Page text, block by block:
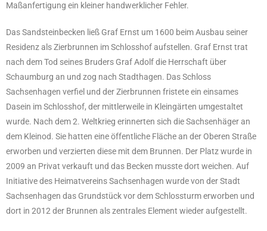
Maßanfertigung ein kleiner handwerklicher Fehler.
Das Sandsteinbecken ließ Graf Ernst um 1600 beim Ausbau seiner
Residenz als Zierbrunnen im Schlosshof aufstellen. Graf Ernst trat
nach dem Tod seines Bruders Graf Adolf die Herrschaft über
Schaumburg an und zog nach Stadthagen. Das Schloss
Sachsenhagen verfiel und der Zierbrunnen fristete ein einsames
Dasein im Schlosshof, der mittlerweile in Kleingärten umgestaltet
wurde. Nach dem 2. Weltkrieg erinnerten sich die Sachsenhäger an
dem Kleinod. Sie hatten eine öffentliche Fläche an der Oberen Straße
erworben und verzierten diese mit dem Brunnen. Der Platz wurde in
2009 an Privat verkauft und das Becken musste dort weichen. Auf
Initiative des Heimatvereins Sachsenhagen wurde von der Stadt
Sachsenhagen das Grundstück vor dem Schlossturm erworben und
dort in 2012 der Brunnen als zentrales Element wieder aufgestellt.